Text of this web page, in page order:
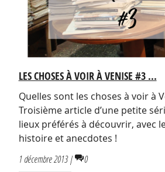
LES CHOSES À VOIR À VENISE #3 ...
Quelles sont les choses à voir à
Troisième article d’une petite
lieux préférés à découvrir, avec
histoire et anecdotes !
1 décembre 2013 | 0